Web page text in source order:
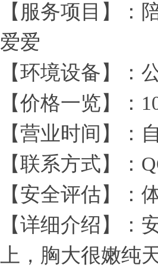
【服务项目】：
爱爱
【环境设备】：
【价格一览】：
【营业时间】：
【联系方式】：
【安全评估】：
【详细介绍】：
上，胸大很嫩纯